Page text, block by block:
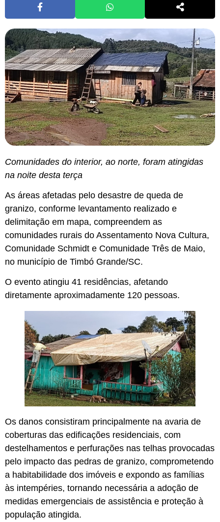
Comunidades do interior, ao norte, foram atingidas
na noite desta terça
As áreas afetadas pelo desastre de queda de
granizo, conforme levantamento realizado e
delimitação em mapa, compreendem as
comunidades rurais do Assentamento Nova Cultura,
Comunidade Schmidt e Comunidade Três de Maio,
no município de Timbó Grande/SC.
O evento atingiu 41 residências, afetando
diretamente aproximadamente 120 pessoas.
Os danos consistiram principalmente na avaria de
coberturas das edificações residenciais, com
destelhamentos e perfurações nas telhas provocadas
pelo impacto das pedras de granizo, comprometendo
a habitabilidade dos imóveis e expondo as famílias
às intempéries, tornando necessária a adoção de
medidas emergenciais de assistência e proteção à
população atingida.